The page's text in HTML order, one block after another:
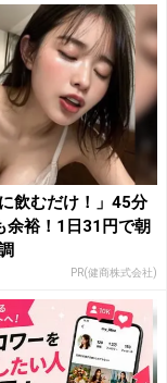
に飲むだけ！」45分
余裕！1日31円で朝
PR(健商株式会社)